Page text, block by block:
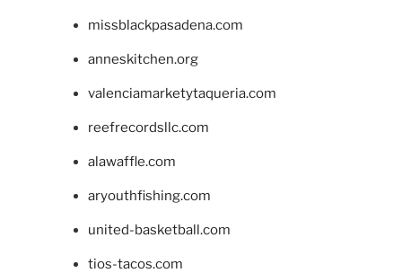
missblackpasadena.com
anneskitchen.org
valenciamarketytaqueria.com
reefrecordsllc.com
alawaffle.com
aryouthfishing.com
united-basketball.com
tios-tacos.com